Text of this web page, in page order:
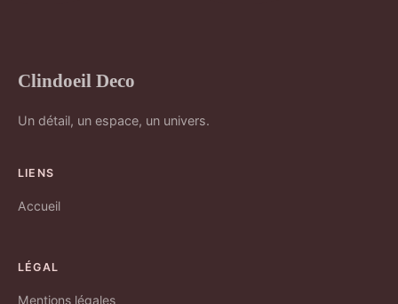
Clindoeil Deco
Un détail, un espace, un univers.
LIENS
Accueil
LÉGAL
Mentions légales